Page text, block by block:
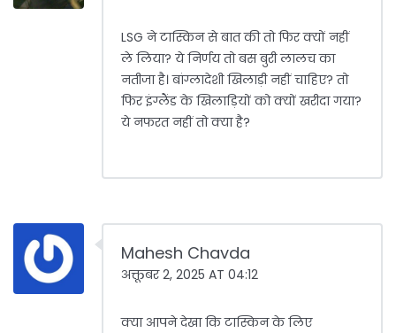
LSG ने टास्किन से बात की तो फिर क्यों नहीं
ले लिया? ये निर्णय तो बस बुरी लालच का
नतीजा है। बांग्लादेशी खिलाड़ी नहीं चाहिए? तो
फिर इंग्लैंड के खिलाड़ियों को क्यों खरीदा गया?
ये नफरत नहीं तो क्या है?
Mahesh Chavda
अक्तूबर 2, 2025 AT 04:12
क्या आपने देखा कि टास्किन के लिए